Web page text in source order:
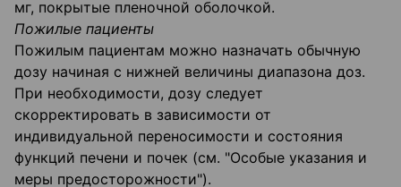
мг, покрытые пленочной оболочкой.
Пожилые пациенты
Пожилым пациентам можно назначать обычную
дозу начиная с нижней величины диапазона доз.
При необходимости, дозу следует
скорректировать в зависимости от
индивидуальной переносимости и состояния
функций печени и почек (см. "Особые указания и
меры предосторожности").